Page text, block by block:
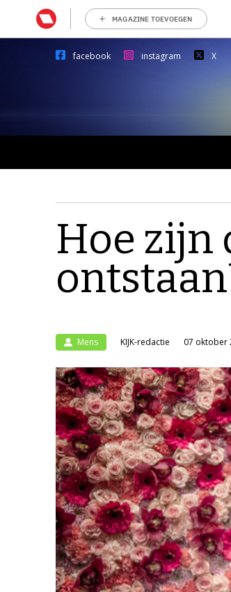
MAGAZINE TOEVOEGEN
facebook instagram X
Hoe zijn
Mens KIJK-redactie 07 oktober